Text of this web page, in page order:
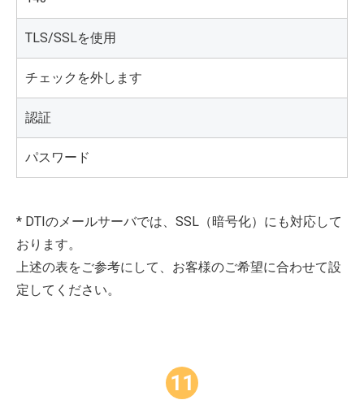
TLS/SSLを使用
チェックを外します
認証
パスワード
* DTIのメールサーバでは、SSL（暗号化）にも対応して
おります。
上述の表をご参考にして、お客様のご希望に合わせて設
定してください。
11